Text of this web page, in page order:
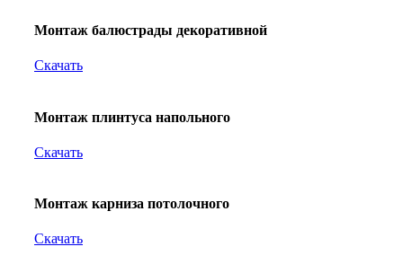
Монтаж балюстрады декоративной
Скачать
Монтаж плинтуса напольного
Скачать
Монтаж карниза потолочного
Скачать